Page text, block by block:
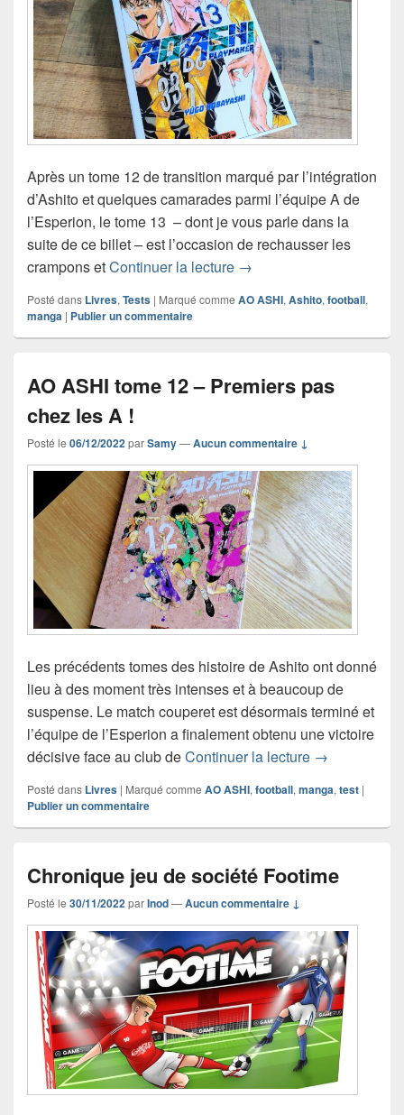
Après un tome 12 de transition marqué par l’intégration
d’Ashito et quelques camarades parmi l’équipe A de
l’Esperion, le tome 13 – dont je vous parle dans la
suite de ce billet – est l’occasion de rechausser les
crampons etContinuer la lecture AO ASHI tome 13 –
→
Posté dans Livres, Tests | Marqué comme AO ASHI, Ashito, football,
manga | Publier un commentaire
AO ASHI tome 12 – Premiers pas
chez les A !
Posté le 06/12/2022 parSamy—Aucun commentaire ↓
Les précédents tomes des histoire de Ashito ont donné
lieu à des moment très intenses et à beaucoup de
suspense. Le match couperet est désormais terminé et
l’équipe de l’Esperion a finalement obtenu une victoire
décisive face au club deContinuer la lecture AO ASHI
→
Posté dans Livres | Marqué comme AO ASHI, football, manga, test |
Publier un commentaire
Chronique jeu de société Footime
Posté le 30/11/2022parInod—Aucun commentaire ↓